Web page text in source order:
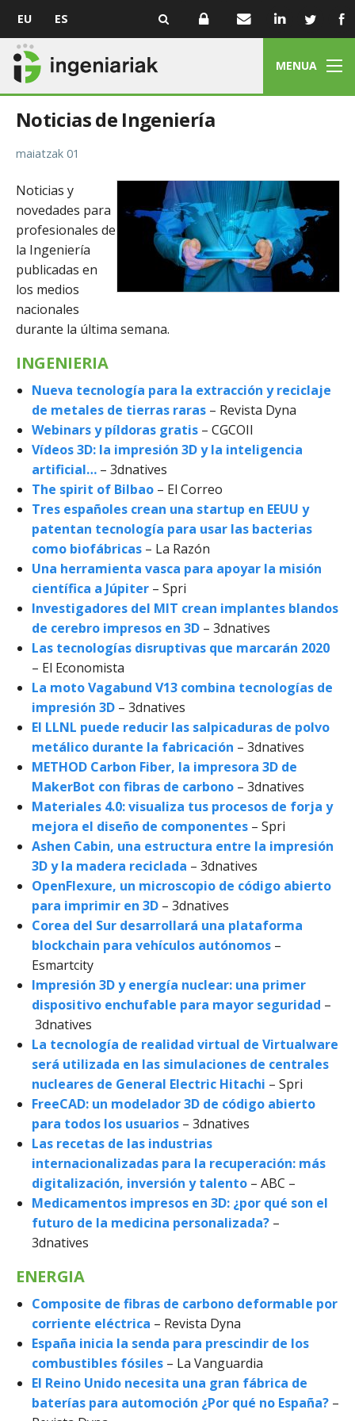
EU ES
MENUA
Noticias de Ingeniería
maiatzak 01
Noticias y
novedades para
profesionales de
la Ingeniería
publicadas en
los medios
nacionales
durante la última semana.
INGENIERIA
Nueva tecnología para la extracción y reciclaje
de metales de tierras raras – Revista Dyna
Webinars y píldoras gratis – CGCOII
Vídeos 3D: la impresión 3D y la inteligencia
artificial… – 3dnatives
The spirit of Bilbao – El Correo
Tres españoles crean una startup en EEUU y
patentan tecnología para usar las bacterias
como biofábricas – La Razón
Una herramienta vasca para apoyar la misión
científica a Júpiter – Spri
Investigadores del MIT crean implantes blandos
de cerebro impresos en 3D – 3dnatives
Las tecnologías disruptivas que marcarán 2020
– El Economista
La moto Vagabund V13 combina tecnologías de
impresión 3D – 3dnatives
El LLNL puede reducir las salpicaduras de polvo
metálico durante la fabricación – 3dnatives
METHOD Carbon Fiber, la impresora 3D de
MakerBot con fibras de carbono – 3dnatives
Materiales 4.0: visualiza tus procesos de forja y
mejora el diseño de componentes – Spri
Ashen Cabin, una estructura entre la impresión
3D y la madera reciclada – 3dnatives
OpenFlexure, un microscopio de código abierto
para imprimir en 3D – 3dnatives
Corea del Sur desarrollará una plataforma
blockchain para vehículos autónomos –
Esmartcity
Impresión 3D y energía nuclear: una primer
dispositivo enchufable para mayor seguridad –
3dnatives
La tecnología de realidad virtual de Virtualware
será utilizada en las simulaciones de centrales
nucleares de General Electric Hitachi – Spri
FreeCAD: un modelador 3D de código abierto
para todos los usuarios – 3dnatives
Las recetas de las industrias
internacionalizadas para la recuperación: más
digitalización, inversión y talento – ABC –
Medicamentos impresos en 3D: ¿por qué son el
futuro de la medicina personalizada? –
3dnatives
ENERGIA
Composite de fibras de carbono deformable por
corriente eléctrica – Revista Dyna
España inicia la senda para prescindir de los
combustibles fósiles – La Vanguardia
El Reino Unido necesita una gran fábrica de
baterías para automoción ¿Por qué no España? –